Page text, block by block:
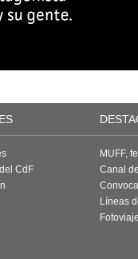
CdF
MUFF,
Canal
Líneas